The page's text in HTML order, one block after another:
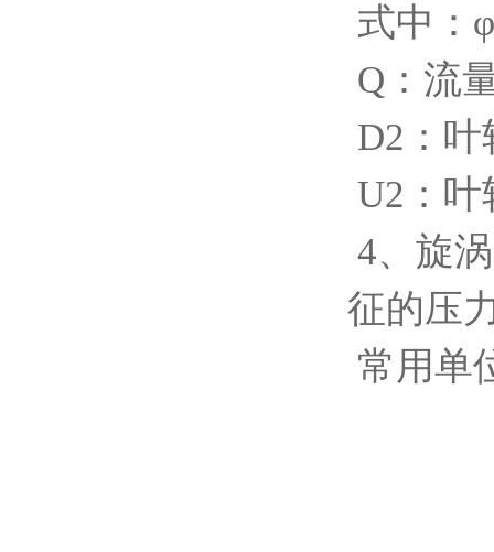
式中：
Q：流
D2：
U2：叶
4、旋
征的压
常用单